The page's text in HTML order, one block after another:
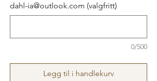
dahl-ia@outlook.com (valgfritt)
0/500
Legg til i handlekurv